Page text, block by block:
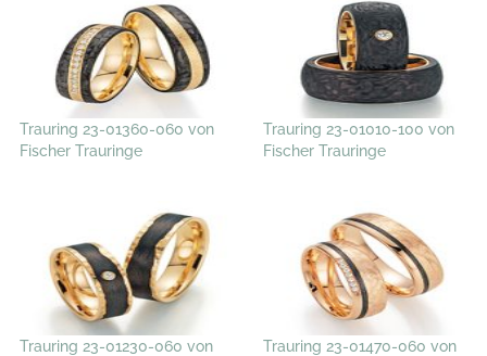
Trauring 23-01360-060 von
Fischer Trauringe
Trauring 23-01010-100 von
Fischer Trauringe
Trauring 23-01230-060 von
Trauring 23-01470-060 von